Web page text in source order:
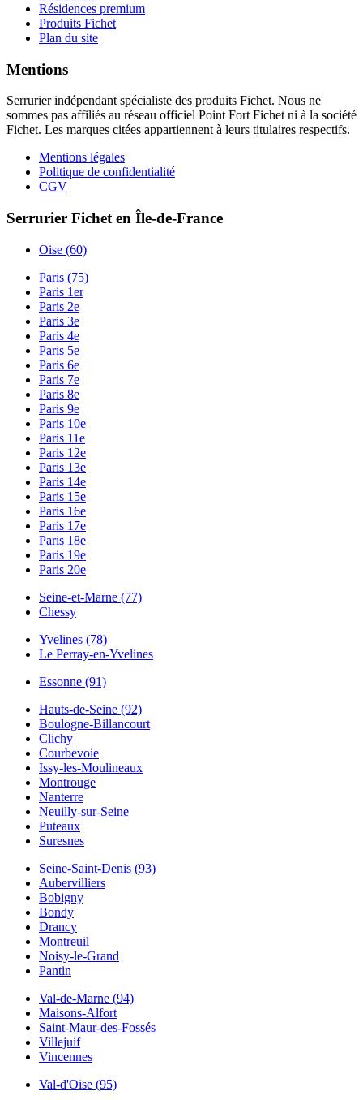
Résidences premium
Produits Fichet
Plan du site
Mentions
Serrurier indépendant spécialiste des produits Fichet. Nous ne
sommes pas affiliés au réseau officiel Point Fort Fichet ni à la société
Fichet. Les marques citées appartiennent à leurs titulaires respectifs.
Mentions légales
Politique de confidentialité
CGV
Serrurier Fichet en Île-de-France
Oise (60)
Paris (75)
Paris 1er
Paris 2e
Paris 3e
Paris 4e
Paris 5e
Paris 6e
Paris 7e
Paris 8e
Paris 9e
Paris 10e
Paris 11e
Paris 12e
Paris 13e
Paris 14e
Paris 15e
Paris 16e
Paris 17e
Paris 18e
Paris 19e
Paris 20e
Seine-et-Marne (77)
Chessy
Yvelines (78)
Le Perray-en-Yvelines
Essonne (91)
Hauts-de-Seine (92)
Boulogne-Billancourt
Clichy
Courbevoie
Issy-les-Moulineaux
Montrouge
Nanterre
Neuilly-sur-Seine
Puteaux
Suresnes
Seine-Saint-Denis (93)
Aubervilliers
Bobigny
Bondy
Drancy
Montreuil
Noisy-le-Grand
Pantin
Val-de-Marne (94)
Maisons-Alfort
Saint-Maur-des-Fossés
Villejuif
Vincennes
Val-d'Oise (95)